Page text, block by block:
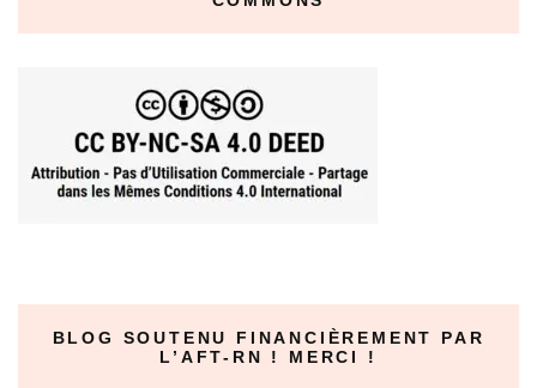
BLOG SOUTENU FINANCIÈREMENT PAR
L’AFT-RN ! MERCI !